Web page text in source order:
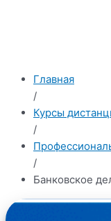
Главная
/
Курсы
/
/
Банковское